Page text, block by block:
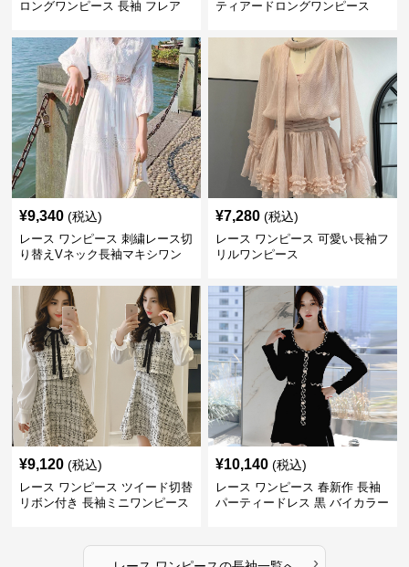
ロングワンピース 長袖 フレア
ティアードロングワンピース
¥9,340 (税込)
レース ワンピース 刺繍レース切
り替えVネック長袖マキシワン
¥7,280 (税込)
レース ワンピース 可愛い長袖フ
リルワンピース
¥9,120 (税込)
レース ワンピース ツイード切替
リボン付き 長袖ミニワンピース
¥10,140 (税込)
レース ワンピース 春新作 長袖
パーティードレス 黒 バイカラー
›